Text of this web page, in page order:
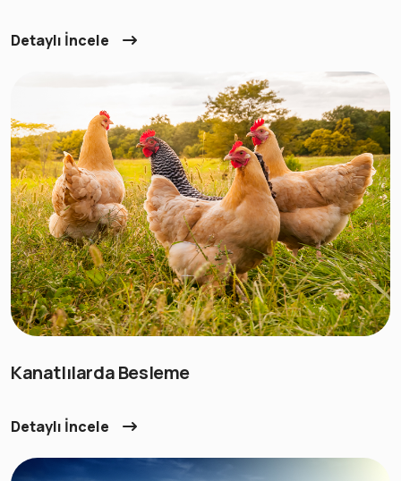
Detaylı İncele
Kanatlılarda Besleme
Detaylı İncele